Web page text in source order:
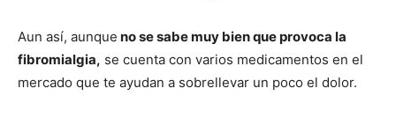
Aun así, aunque no se sabe muy bien que provoca la
fibromialgia, se cuenta con varios medicamentos en el
mercado que te ayudan a sobrellevar un poco el dolor.